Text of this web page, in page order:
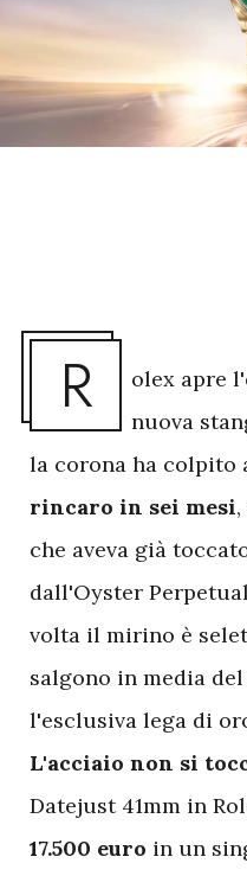
R
olex apre
nuova
la corona ha colpito
rincaro in sei mesi
che aveva già
dall'Oyster
volta il mirino è
salgono in media del
l'esclusiva lega di
L'acciaio non si
Datejust 41mm in
17.500 euro in un